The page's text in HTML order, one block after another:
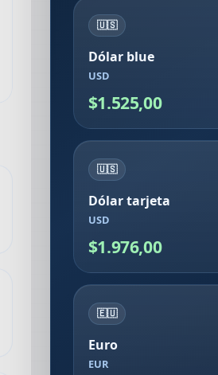
🇺🇸
Dólar blue
USD
$1.525,00
🇺🇸
Dólar tarjeta
USD
$1.976,00
🇪🇺
Euro
EUR